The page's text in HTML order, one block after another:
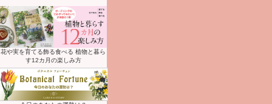
花や実を育てる飾る食べる 植物と暮ら
す12カ月の楽しみ方